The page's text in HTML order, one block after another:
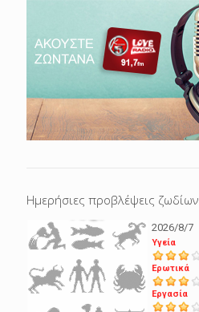
Ημερήσιες προβλέψεις ζωδίων
2026/8/7
Υγεία
Ερωτικά
Εργασία